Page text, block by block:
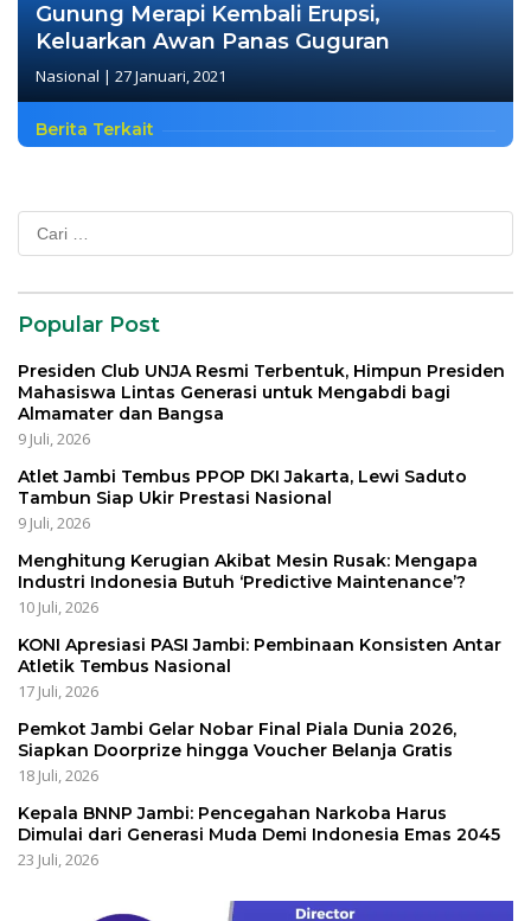
Gunung Merapi Kembali Erupsi,
Keluarkan Awan Panas Guguran
Nasional | 27 Januari, 2021
Berita Terkait
Cari
untuk:
Popular Post
Presiden Club UNJA Resmi Terbentuk, Himpun Presiden
Mahasiswa Lintas Generasi untuk Mengabdi bagi
Almamater dan Bangsa
9 Juli, 2026
Atlet Jambi Tembus PPOP DKI Jakarta, Lewi Saduto
Tambun Siap Ukir Prestasi Nasional
9 Juli, 2026
Menghitung Kerugian Akibat Mesin Rusak: Mengapa
Industri Indonesia Butuh ‘Predictive Maintenance’?
10 Juli, 2026
KONI Apresiasi PASI Jambi: Pembinaan Konsisten Antar
Atletik Tembus Nasional
17 Juli, 2026
Pemkot Jambi Gelar Nobar Final Piala Dunia 2026,
Siapkan Doorprize hingga Voucher Belanja Gratis
18 Juli, 2026
Kepala BNNP Jambi: Pencegahan Narkoba Harus
Dimulai dari Generasi Muda Demi Indonesia Emas 2045
23 Juli, 2026